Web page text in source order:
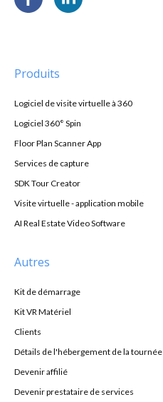
Produits
Logiciel de visite virtuelle à 360
Logiciel 360° Spin
Floor Plan Scanner App
Services de capture
SDK Tour Creator
Visite virtuelle - application mobile
AI Real Estate Video Software
Autres
Kit de démarrage
Kit VR Matériel
Clients
Détails de l'hébergement de la tournée
Devenir affilié
Devenir prestataire de services